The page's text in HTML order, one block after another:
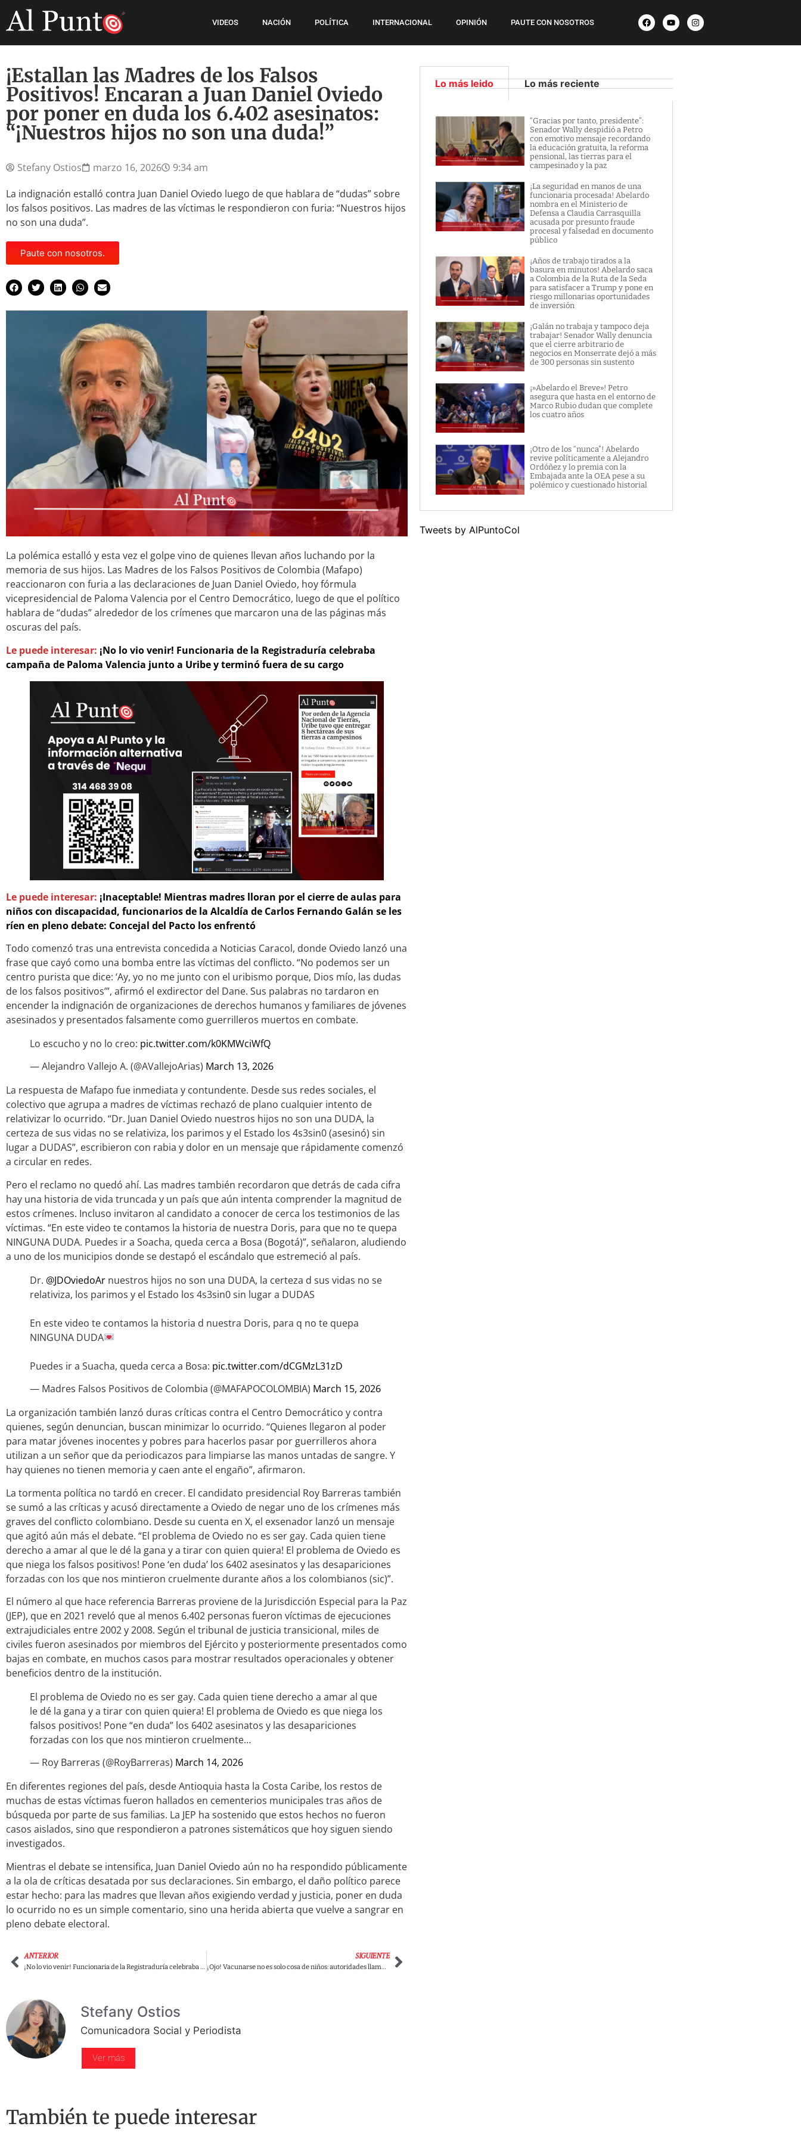
VIDEOS NACIÓN POLÍTICA INTERNACIONAL OPINIÓN PAUTE CON NOSOTROS
¡Estallan las Madres de los Falsos
Positivos! Encaran a Juan Daniel Oviedo
por poner en duda los 6.402 asesinatos:
“¡Nuestros hijos no son una duda!”
Stefany Ostios marzo 16, 2026
9:34 am
La indignación estalló contra Juan Daniel Oviedo luego de que hablara de “dudas” sobre
los falsos positivos. Las madres de las víctimas le respondieron con furia: “Nuestros hijos
no son una duda”.
Paute con nosotros.
La polémica estalló y esta vez el golpe vino de quienes llevan años luchando por la
memoria de sus hijos. Las Madres de los Falsos Positivos de Colombia (Mafapo)
reaccionaron con furia a las declaraciones de Juan Daniel Oviedo, hoy fórmula
vicepresidencial de Paloma Valencia por el Centro Democrático, luego de que el político
hablara de “dudas” alrededor de los crímenes que marcaron una de las páginas más
oscuras del país.
Le puede interesar: ¡No lo vio venir! Funcionaria de la Registraduría celebraba
campaña de Paloma Valencia junto a Uribe y terminó fuera de su cargo
Le puede interesar: ¡Inaceptable! Mientras madres lloran por el cierre de aulas para
niños con discapacidad, funcionarios de la Alcaldía de Carlos Fernando Galán se les
ríen en pleno debate: Concejal del Pacto los enfrentó
Todo comenzó tras una entrevista concedida a Noticias Caracol, donde Oviedo lanzó una
frase que cayó como una bomba entre las víctimas del conflicto. “No podemos ser un
centro purista que dice: ‘Ay, yo no me junto con el uribismo porque, Dios mío, las dudas
de los falsos positivos’”, afirmó el exdirector del Dane. Sus palabras no tardaron en
encender la indignación de organizaciones de derechos humanos y familiares de jóvenes
asesinados y presentados falsamente como guerrilleros muertos en combate.
Lo escucho y no lo creo: pic.twitter.com/k0KMWciWfQ
— Alejandro Vallejo A. (@AVallejoArias) March 13, 2026
La respuesta de Mafapo fue inmediata y contundente. Desde sus redes sociales, el
colectivo que agrupa a madres de víctimas rechazó de plano cualquier intento de
relativizar lo ocurrido. “Dr. Juan Daniel Oviedo nuestros hijos no son una DUDA, la
certeza de sus vidas no se relativiza, los parimos y el Estado los 4s3sin0 (asesinó) sin
lugar a DUDAS”, escribieron con rabia y dolor en un mensaje que rápidamente comenzó
a circular en redes.
Pero el reclamo no quedó ahí. Las madres también recordaron que detrás de cada cifra
hay una historia de vida truncada y un país que aún intenta comprender la magnitud de
estos crímenes. Incluso invitaron al candidato a conocer de cerca los testimonios de las
víctimas. “En este video te contamos la historia de nuestra Doris, para que no te quepa
NINGUNA DUDA. Puedes ir a Soacha, queda cerca a Bosa (Bogotá)”, señalaron, aludiendo
a uno de los municipios donde se destapó el escándalo que estremeció al país.
Dr. @JDOviedoAr nuestros hijos no son una DUDA, la certeza d sus vidas no se
relativiza, los parimos y el Estado los 4s3sin0 sin lugar a DUDAS
En este video te contamos la historia d nuestra Doris, para q no te quepa
NINGUNA DUDA
Puedes ir a Suacha, queda cerca a Bosa: pic.twitter.com/dCGMzL31zD
— Madres Falsos Positivos de Colombia (@MAFAPOCOLOMBIA) March 15, 2026
La organización también lanzó duras críticas contra el Centro Democrático y contra
quienes, según denuncian, buscan minimizar lo ocurrido. “Quienes llegaron al poder
para matar jóvenes inocentes y pobres para hacerlos pasar por guerrilleros ahora
utilizan a un señor que da periodicazos para limpiarse las manos untadas de sangre. Y
hay quienes no tienen memoria y caen ante el engaño”, afirmaron.
La tormenta política no tardó en crecer. El candidato presidencial Roy Barreras también
se sumó a las críticas y acusó directamente a Oviedo de negar uno de los crímenes más
graves del conflicto colombiano. Desde su cuenta en X, el exsenador lanzó un mensaje
que agitó aún más el debate. “El problema de Oviedo no es ser gay. Cada quien tiene
derecho a amar al que le dé la gana y a tirar con quien quiera! El problema de Oviedo es
que niega los falsos positivos! Pone ‘en duda’ los 6402 asesinatos y las desapariciones
forzadas con los que nos mintieron cruelmente durante años a los colombianos (sic)”.
El número al que hace referencia Barreras proviene de la Jurisdicción Especial para la Paz
(JEP), que en 2021 reveló que al menos 6.402 personas fueron víctimas de ejecuciones
extrajudiciales entre 2002 y 2008. Según el tribunal de justicia transicional, miles de
civiles fueron asesinados por miembros del Ejército y posteriormente presentados como
bajas en combate, en muchos casos para mostrar resultados operacionales y obtener
beneficios dentro de la institución.
El problema de Oviedo no es ser gay. Cada quien tiene derecho a amar al que
le dé la gana y a tirar con quien quiera! El problema de Oviedo es que niega los
falsos positivos! Pone “en duda” los 6402 asesinatos y las desapariciones
forzadas con los que nos mintieron cruelmente…
— Roy Barreras (@RoyBarreras) March 14, 2026
En diferentes regiones del país, desde Antioquia hasta la Costa Caribe, los restos de
muchas de estas víctimas fueron hallados en cementerios municipales tras años de
búsqueda por parte de sus familias. La JEP ha sostenido que estos hechos no fueron
casos aislados, sino que respondieron a patrones sistemáticos que hoy siguen siendo
investigados.
Mientras el debate se intensifica, Juan Daniel Oviedo aún no ha respondido públicamente
a la ola de críticas desatada por sus declaraciones. Sin embargo, el daño político parece
estar hecho: para las madres que llevan años exigiendo verdad y justicia, poner en duda
lo ocurrido no es un simple comentario, sino una herida abierta que vuelve a sangrar en
pleno debate electoral.
ANTERIOR
¡No lo vio venir! Funcionaria de la Registraduría celebraba campaña de Paloma Valencia junto a Uribe y terminó fuera de su cargo
SIGUIENTE
¡Ojo! Vacunarse no es solo cosa de niños: autoridades llaman a todos los colombianos a completar sus dosis y proteger su salud
Lo más leido Lo más reciente
“Gracias por tanto, presidente”:
Senador Wally despidió a Petro
con emotivo mensaje recordando
la educación gratuita, la reforma
pensional, las tierras para el
campesinado y la paz
¡La seguridad en manos de una
funcionaria procesada! Abelardo
nombra en el Ministerio de
Defensa a Claudia Carrasquilla
acusada por presunto fraude
procesal y falsedad en documento
público
¡Años de trabajo tirados a la
basura en minutos! Abelardo saca
a Colombia de la Ruta de la Seda
para satisfacer a Trump y pone en
riesgo millonarias oportunidades
de inversión
¡Galán no trabaja y tampoco deja
trabajar! Senador Wally denuncia
que el cierre arbitrario de
negocios en Monserrate dejó a más
de 300 personas sin sustento
¡»Abelardo el Breve»! Petro
asegura que hasta en el entorno de
Marco Rubio dudan que complete
los cuatro años
¡Otro de los “nunca”! Abelardo
revive políticamente a Alejandro
Ordóñez y lo premia con la
Embajada ante la OEA pese a su
polémico y cuestionado historial
Tweets by AlPuntoCol
Stefany Ostios
Comunicadora Social y Periodista
Ver más
También te puede interesar